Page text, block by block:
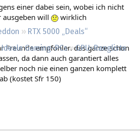
RTX 5000 „Deals“
Ideale Gaming-PCs
GPU-Rangliste
einer dabei sein, wobei ich nicht
ausgeben will
wirklich
Freunde empfohlen das ganze schon
da dann auch garantiert alles
noch nie einen ganzen komplett
(kostet Sfr 150)